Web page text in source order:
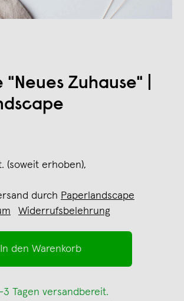
Zuhause" |
(soweit erhoben),
durch Paperlandscape
Widerrufsbelehrung
In den Warenkorb
Tagen versandbereit.